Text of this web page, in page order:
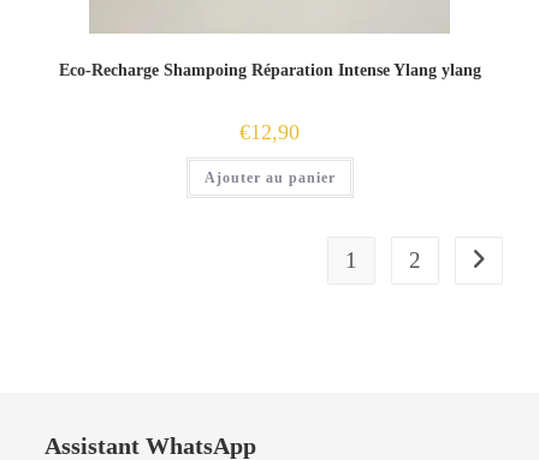
Eco-Recharge Shampoing Réparation Intense Ylang ylang
€12,90
Ajouter au panier
1 2
Assistant WhatsApp